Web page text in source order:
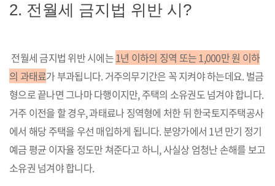
2. 전월세 금지법 위반 시?
전월세 금지법 위반 시에는1년 이하의 징역 또는 1,000만 원 이하
의 과태료가 부과됩니다. 거주의무기간은 꼭 지켜야 하는데요. 벌금
형으로 끝나면 그나마 다행이지만, 주택의 소유권도 넘겨야 합니다.
거주 이전을 할 경우, 과태료나 징역형에 처한 뒤 한국토지주택공사
에서 해당 주택을 우선 매입하게 됩니다. 분양가에서 1년 만기 정기
예금 평균 이자율 정도만 쳐준다고 하니, 사실상 엄청난 손해를 보고
소유권 넘겨야 합니다.